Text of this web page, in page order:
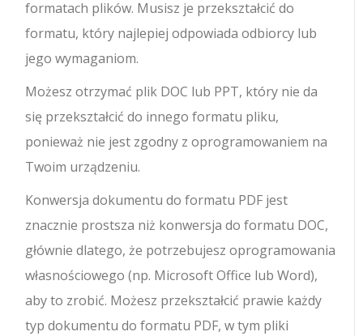
formatach plików. Musisz je przekształcić do
formatu, który najlepiej odpowiada odbiorcy lub
jego wymaganiom.
Możesz otrzymać plik DOC lub PPT, który nie da
się przekształcić do innego formatu pliku,
ponieważ nie jest zgodny z oprogramowaniem na
Twoim urządzeniu.
Konwersja dokumentu do formatu PDF jest
znacznie prostsza niż konwersja do formatu DOC,
głównie dlatego, że potrzebujesz oprogramowania
własnościowego (np. Microsoft Office lub Word),
aby to zrobić. Możesz przekształcić prawie każdy
typ dokumentu do formatu PDF, w tym pliki